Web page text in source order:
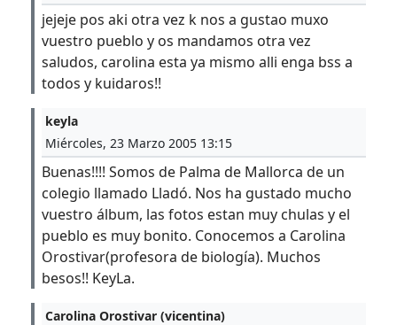
jejeje pos aki otra vez k nos a gustao muxo
vuestro pueblo y os mandamos otra vez
saludos, carolina esta ya mismo alli enga bss a
todos y kuidaros!!
keyla
Miércoles, 23 Marzo 2005 13:15
Buenas!!!! Somos de Palma de Mallorca de un
colegio llamado Lladó. Nos ha gustado mucho
vuestro álbum, las fotos estan muy chulas y el
pueblo es muy bonito. Conocemos a Carolina
Orostivar(profesora de biología). Muchos
besos!! KeyLa.
Carolina Orostivar (vicentina)